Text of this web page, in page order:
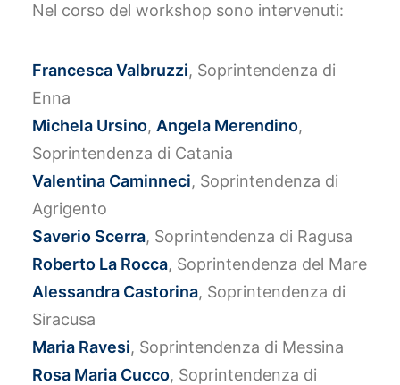
Nel corso del workshop sono intervenuti:
Francesca Valbruzzi, Soprintendenza di
Enna
Michela Ursino, Angela Merendino,
Soprintendenza di Catania
Valentina Caminneci, Soprintendenza di
Agrigento
Saverio Scerra, Soprintendenza di Ragusa
Roberto La Rocca, Soprintendenza del Mare
Alessandra Castorina, Soprintendenza di
Siracusa
Maria Ravesi, Soprintendenza di Messina
Rosa Maria Cucco, Soprintendenza di